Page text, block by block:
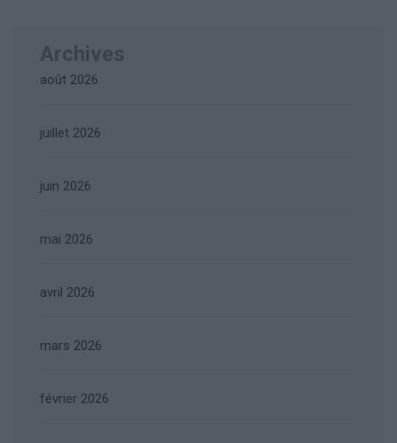
Archives
août 2026
juillet 2026
juin 2026
mai 2026
avril 2026
mars 2026
février 2026